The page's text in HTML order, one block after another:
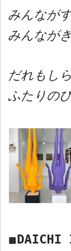
みんなが
みんなが
だれもし
ふたりの
DAICHI